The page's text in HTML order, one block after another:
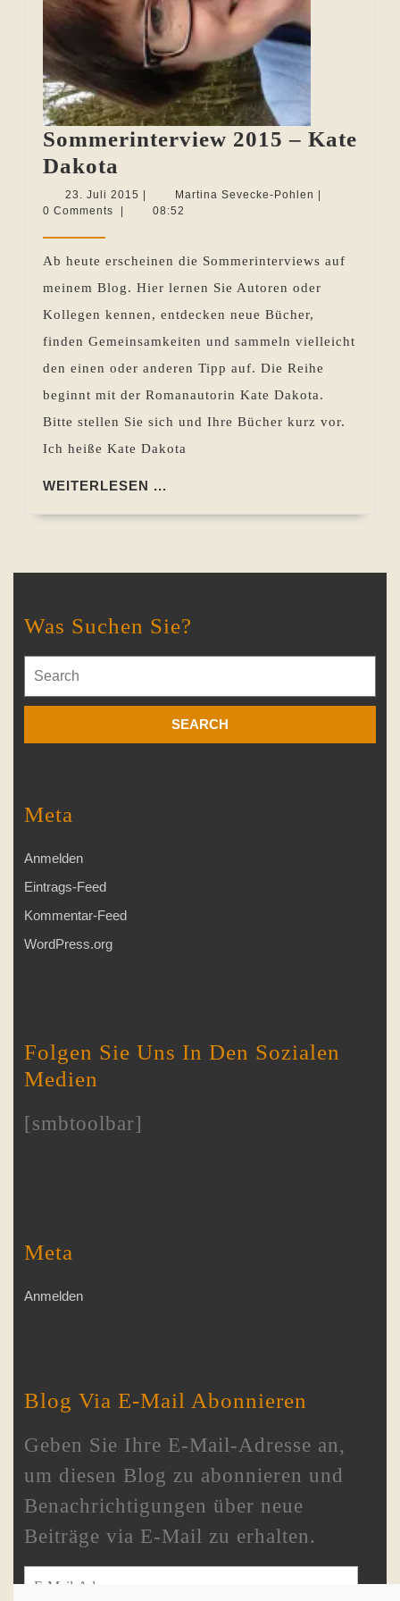
Sommerinterview 2015 – Kate
Dakota
2015
–
Dakota
23. Juli 2015 23.
Juli
Martina Sevecke-Pohlen Martina
0 Comments
08:52
Ab heute erscheinen die Sommerinterviews auf
meinem Blog. Hier lernen Sie Autoren oder
Kollegen kennen, entdecken neue Bücher,
finden Gemeinsamkeiten und sammeln vielleicht
den einen oder anderen Tipp auf. Die Reihe
beginnt mit der Romanautorin Kate Dakota.
Bitte stellen Sie sich und Ihre Bücher kurz vor.
Ich heiße Kate Dakota
WEITERLESEN ...
Was Suchen Sie?
for:
Meta
Anmelden
Eintrags-Feed
Kommentar-Feed
WordPress.org
Folgen Sie Uns In Den Sozialen
Medien
[smbtoolbar]
Meta
Anmelden
Blog Via E-Mail Abonnieren
Geben Sie Ihre E-Mail-Adresse an,
um diesen Blog zu abonnieren und
Benachrichtigungen über neue
Beiträge via E-Mail zu erhalten.
E-Mail-Adresse